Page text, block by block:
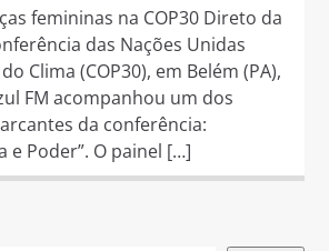
femininas na COP30 Direto da
das Nações Unidas
Clima (COP30), em Belém (PA),
FM acompanhou um dos
da conferência:
e Poder”. O painel […]